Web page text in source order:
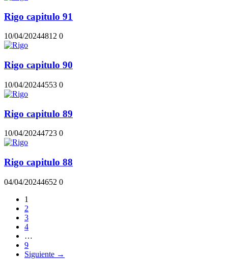
Rigo capitulo 91
10/04/20244812 0
Rigo capitulo 90
10/04/20244553 0
Rigo capitulo 89
10/04/20244723 0
Rigo capitulo 88
04/04/20244652 0
1
2
3
4
…
9
Siguiente →